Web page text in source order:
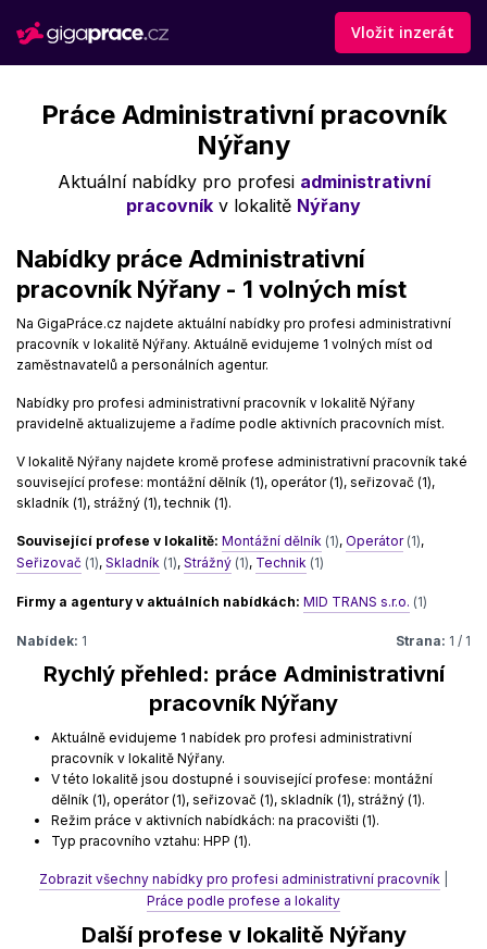
Vložit inzerát
Práce Administrativní pracovník
Nýřany
Aktuální nabídky pro profesi administrativní
pracovník v lokalitě Nýřany
Nabídky práce Administrativní
pracovník Nýřany - 1 volných míst
Na GigaPráce.cz najdete aktuální nabídky pro profesi administrativní
pracovník v lokalitě Nýřany. Aktuálně evidujeme 1 volných míst od
zaměstnavatelů a personálních agentur.
Nabídky pro profesi administrativní pracovník v lokalitě Nýřany
pravidelně aktualizujeme a řadíme podle aktivních pracovních míst.
V lokalitě Nýřany najdete kromě profese administrativní pracovník také
související profese: montážní dělník (1), operátor (1), seřizovač (1),
skladník (1), strážný (1), technik (1).
Související profese v lokalitě: Montážní dělník (1), Operátor (1),
Seřizovač (1), Skladník (1), Strážný (1), Technik (1)
Firmy a agentury v aktuálních nabídkách: MID TRANS s.r.o. (1)
Nabídek: 1 Strana: 1 / 1
Rychlý přehled: práce Administrativní
pracovník Nýřany
Aktuálně evidujeme 1 nabídek pro profesi administrativní
pracovník v lokalitě Nýřany.
V této lokalitě jsou dostupné i související profese: montážní
dělník (1), operátor (1), seřizovač (1), skladník (1), strážný (1).
Režim práce v aktivních nabídkách: na pracovišti (1).
Typ pracovního vztahu: HPP (1).
Zobrazit všechny nabídky pro profesi administrativní pracovník
Práce podle profese a lokality
Další profese v lokalitě Nýřany